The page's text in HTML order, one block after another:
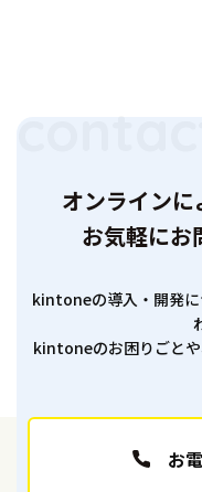
オンラインに
お気軽にお
kintoneの導入・開発に
kintoneのお困りごとや
お